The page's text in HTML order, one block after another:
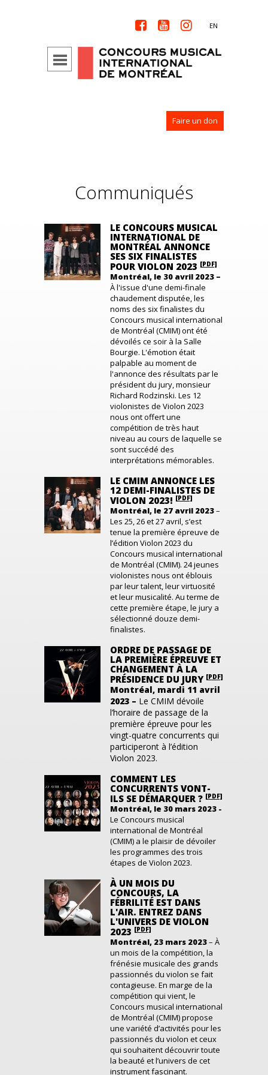
   EN
Faire un don
Communiqués
LE CONCOURS MUSICAL
INTERNATIONAL DE
MONTRÉAL ANNONCE
SES SIX FINALISTES
POUR VIOLON 2023 [PDF]
Montréal, le 30 avril 2023 –
À l'issue d'une demi-finale
chaudement disputée, les
noms des six finalistes du
Concours musical international
de Montréal (CMIM) ont été
dévoilés ce soir à la Salle
Bourgie. L'émotion était
palpable au moment de
l'annonce des résultats par le
président du jury, monsieur
Richard Rodzinski. Les 12
violonistes de Violon 2023
nous ont offert une
compétition de très haut
niveau au cours de laquelle se
sont succédé des
interprétations mémorables.
LE CMIM ANNONCE LES
12 DEMI-FINALISTES DE
VIOLON 2023! [PDF]
Montréal, le 27 avril 2023–
Les 25, 26 et 27 avril, s’est
tenue la première épreuve de
l’édition Violon 2023 du
Concours musical international
de Montréal (CMIM). 24 jeunes
violonistes nous ont éblouis
par leur talent, leur virtuosité
et leur musicalité. Au terme de
cette première étape, le jury a
sélectionné douze demi-
finalistes.
ORDRE DE PASSAGE DE
LA PREMIÈRE ÉPREUVE ET
CHANGEMENT À LA
PRÉSIDENCE DU JURY [PDF]
Montréal, mardi 11 avril
2023 – Le CMIM dévoile
l’horaire de passage de la
première épreuve pour les
vingt-quatre concurrents qui
participeront à l’édition
Violon 2023.
COMMENT LES
CONCURRENTS VONT-
ILS SE DÉMARQUER ? [PDF]
Montréal, le 30 mars 2023 -
Le Concours musical
international de Montréal
(CMIM) a le plaisir de dévoiler
les programmes des trois
étapes de Violon 2023.
À UN MOIS DU
CONCOURS, LA
FÉBRILITÉ EST DANS
L'AIR. ENTREZ DANS
L'UNIVERS DE VIOLON
2023 [PDF]
Montréal, 23 mars 2023– À
un mois de la compétition,la
frénésie musicale des grands
passionnés du violon se fait
contagieuse. En marge de la
compétition qui vient,le
Concours musical international
de Montréal (CMIM)propose
une variété d’activités pour les
passionnés du violon etceux
qui souhaitentdécouvrirtoute
la beauté et l’univers de cet
instrument fascinant.